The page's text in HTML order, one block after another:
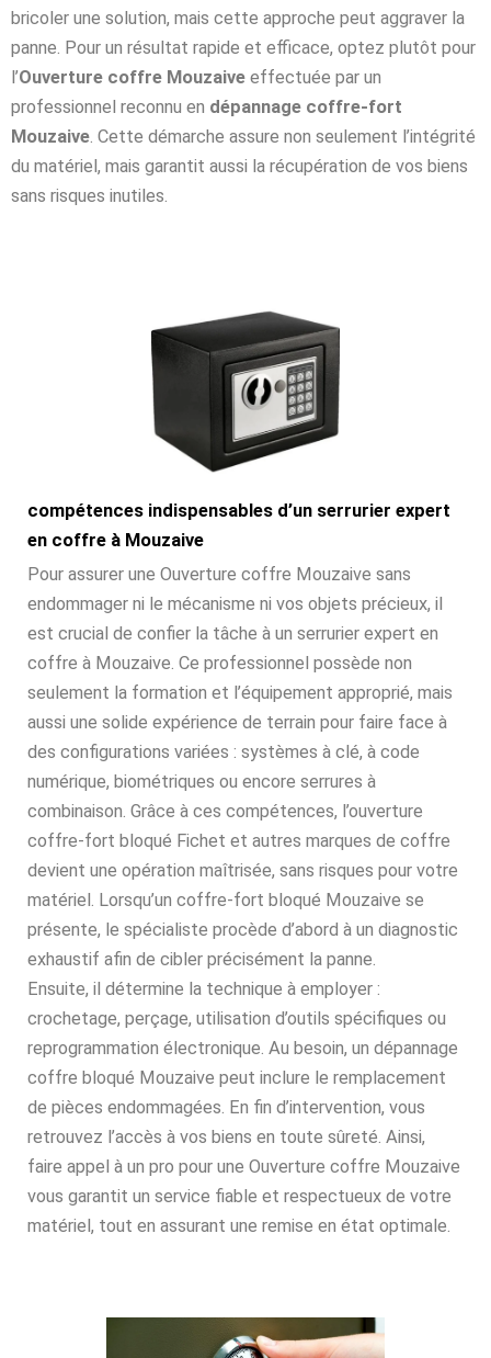
bricoler une solution, mais cette approche peut aggraver la
panne. Pour un résultat rapide et efficace, optez plutôt pour
l’Ouverture coffre Mouzaive effectuée par un
professionnel reconnu en dépannage coffre-fort
Mouzaive. Cette démarche assure non seulement l’intégrité
du matériel, mais garantit aussi la récupération de vos biens
sans risques inutiles.
compétences indispensables d’un serrurier expert
en coffre à Mouzaive
Pour assurer une Ouverture coffre Mouzaive sans
endommager ni le mécanisme ni vos objets précieux, il
est crucial de confier la tâche à un serrurier expert en
coffre à Mouzaive. Ce professionnel possède non
seulement la formation et l’équipement approprié, mais
aussi une solide expérience de terrain pour faire face à
des configurations variées : systèmes à clé, à code
numérique, biométriques ou encore serrures à
combinaison. Grâce à ces compétences, l’ouverture
coffre-fort bloqué Fichet et autres marques de coffre
devient une opération maîtrisée, sans risques pour votre
matériel. Lorsqu’un coffre-fort bloqué Mouzaive se
présente, le spécialiste procède d’abord à un diagnostic
exhaustif afin de cibler précisément la panne.
Ensuite, il détermine la technique à employer :
crochetage, perçage, utilisation d’outils spécifiques ou
reprogrammation électronique. Au besoin, un dépannage
coffre bloqué Mouzaive peut inclure le remplacement
de pièces endommagées. En fin d’intervention, vous
retrouvez l’accès à vos biens en toute sûreté. Ainsi,
faire appel à un pro pour une Ouverture coffre Mouzaive
vous garantit un service fiable et respectueux de votre
matériel, tout en assurant une remise en état optimale.